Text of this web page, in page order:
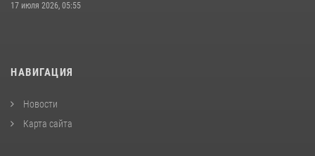
17 июля 2026, 05:55
НАВИГАЦИЯ
Новости
Карта сайта